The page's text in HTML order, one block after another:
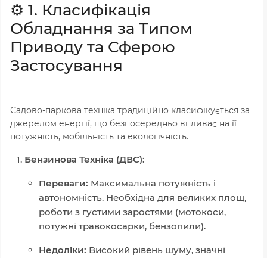
⚙️ 1. Класифікація
Обладнання за Типом
Приводу та Сферою
Застосування
Садово-паркова техніка традиційно класифікується за
джерелом енергії, що безпосередньо впливає на її
потужність, мобільність та екологічність.
Бензинова Техніка (ДВС):
Переваги: Максимальна потужність і
автономність. Необхідна для великих площ,
роботи з густими заростями (мотокоси,
потужні травокосарки, бензопили).
Недоліки: Високий рівень шуму, значні